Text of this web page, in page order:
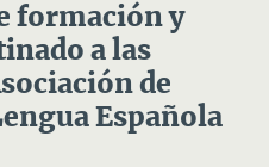
formación y
a las
de
Española